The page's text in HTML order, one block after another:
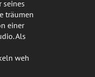
seines
träumen
einer
Als
weh